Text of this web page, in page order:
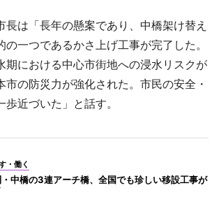
は「長年の懸案であり、中橋架け替え
一つであるかさ上げ工事が完了した。
期における中心市街地への浸水リスクが
市の防災力が強化された。市民の安全・
近づいた」と話す。
・働く
・中橋の3連アーチ橋、全国でも珍しい移設工事が